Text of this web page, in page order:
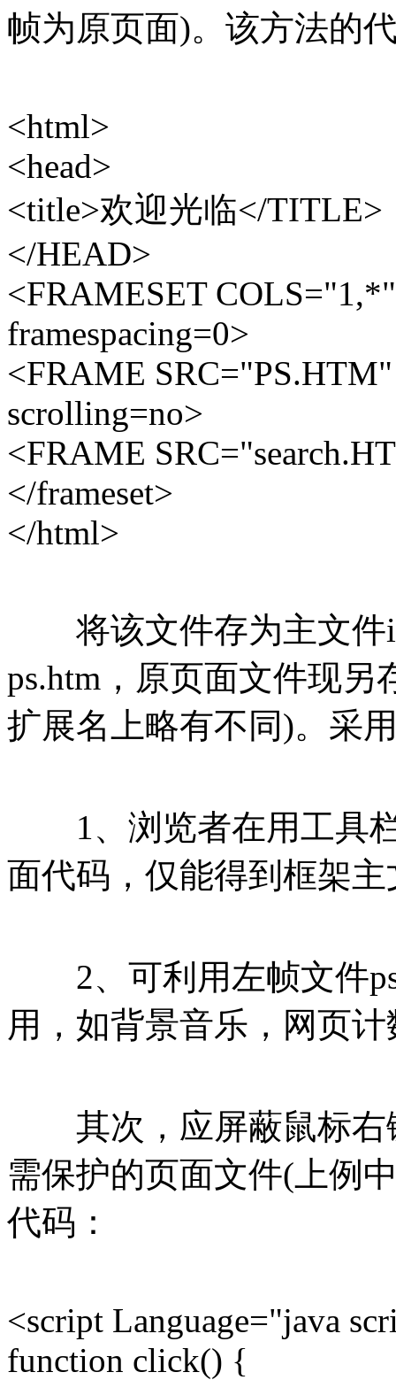
帧为原页面)。该方法的
<html>
<head>
<title>欢迎光临</TITLE>
</HEAD>
<FRAMESET
framespacing=0>
<FRAME
scrolling=no>
<FRAME
</frameset>
</html>
将该文件存为主文件
ps.htm，原页面文件现另
扩展名上略有不同)。采
1、浏览者在用工具栏
面代码，仅能得到框架
2、可利用左帧文件
用，如背景音乐，网页
其次，应屏蔽鼠标右
需保护的页面文件(上例
代码：
<script Language="java
function click() {